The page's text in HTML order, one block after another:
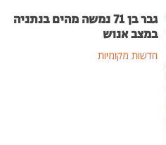
גבר בן 71 נמשה מהים בנתניה
במצב אנוש
חדשות מקומיות